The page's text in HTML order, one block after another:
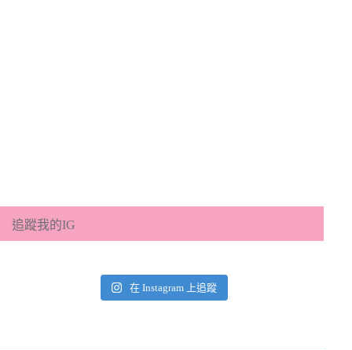
追蹤我的IG
在 Instagram 上追蹤